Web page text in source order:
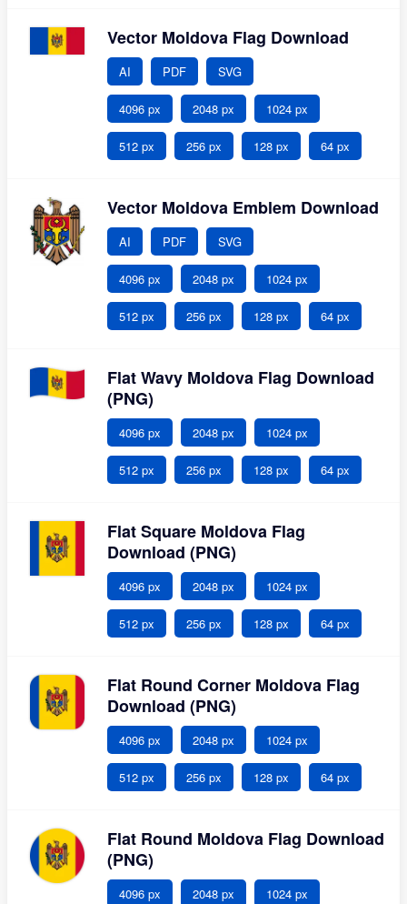
Vector Moldova Flag Download
AI PDF SVG
4096 px 2048 px 1024 px
512 px 256 px 128 px 64 px
Vector Moldova Emblem Download
AI PDF SVG
4096 px 2048 px 1024 px
512 px 256 px 128 px 64 px
Flat Wavy Moldova Flag Download
(PNG)
4096 px 2048 px 1024 px
512 px 256 px 128 px 64 px
Flat Square Moldova Flag
Download (PNG)
4096 px 2048 px 1024 px
512 px 256 px 128 px 64 px
Flat Round Corner Moldova Flag
Download (PNG)
4096 px 2048 px 1024 px
512 px 256 px 128 px 64 px
Flat Round Moldova Flag Download
(PNG)
4096 px 2048 px 1024 px